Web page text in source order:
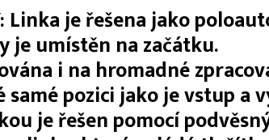
Linka je řešena jako
je umístěn na začátku.
i na hromadné
pozici jako je vstup a
je řešen pomocí